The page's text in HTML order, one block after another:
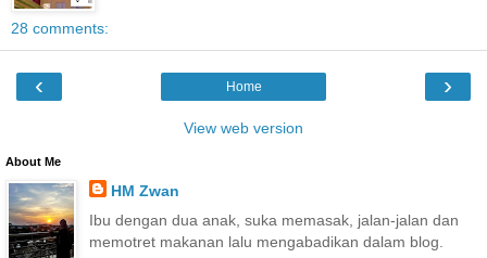
28 comments:
‹ ›
Home
View web version
About Me
HM Zwan
Ibu dengan dua anak, suka memasak, jalan-jalan dan
memotret makanan lalu mengabadikan dalam blog.